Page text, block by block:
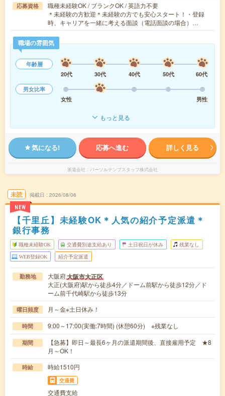
応募資格
職種未経験OK / ブランクOK / 英語力不要
＊未経験の方歓迎＊未経験の方でも安心スタート！・登録
時、キャリアを一緒に考える面談（電話面談の場合）…
職場の雰囲気
年齢層
20代
30代 40代 50代
60代
男女比率
女性
男性
もっと見る
気になる! 応募へ進む 詳しく見る
派遣会社 パーソルテンプスタッフ株式会社
未読
NEW
掲載日 2026/08/06
【千里丘】未経験OK＊人気の紹介予定派遣＊
銀行事務
職種未経験OK 交通費別途支給あり 土日祝日が休み 残業なし
WEB登録OK 紹介予定派遣
勤務地 大阪府大阪市大正区
大正(大阪府)駅から徒歩4分／ドーム前駅から徒歩12分／ド
ーム前千代崎駅から徒歩13分
曜日頻度 月～金※土日休み！
時間 9:00～17:00(実働:7時間) (休憩60分) ※残業なし
期間
【急募】即日～最長6ヶ月の派遣期間後、直接雇用予定 ★8
月～OK！
時給 時給1510円
交通費
交通費支給